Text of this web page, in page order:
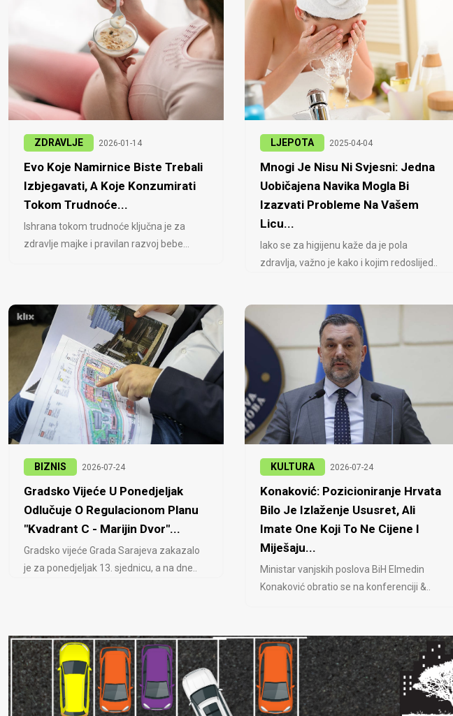
ZDRAVLJE 2026-01-14
Evo Koje Namirnice Biste Trebali
Izbjegavati, A Koje Konzumirati
Tokom Trudnoće...
Ishrana tokom trudnoće ključna je za
zdravlje majke i pravilan razvoj bebe...
LJEPOTA 2025-04-04
Mnogi Je Nisu Ni Svjesni: Jedna
Uobičajena Navika Mogla Bi
Izazvati Probleme Na Vašem
Licu...
Iako se za higijenu kaže da je pola
zdravlja, važno je kako i kojim redoslijed..
BIZNIS 2026-07-24
Gradsko Vijeće U Ponedjeljak
Odlučuje O Regulacionom Planu
"Kvadrant C - Marijin Dvor"...
Gradsko vijeće Grada Sarajeva zakazalo
je za ponedjeljak 13. sjednicu, a na dne..
KULTURA 2026-07-24
Konaković: Pozicioniranje Hrvata
Bilo Je Izlaženje Ususret, Ali
Imate One Koji To Ne Cijene I
Miješaju...
Ministar vanjskih poslova BiH Elmedin
Konaković obratio se na konferenciji &..